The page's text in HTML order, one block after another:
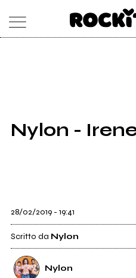
SHOP
RADIO
Nylon -
28/02/2019 - 19:41
Scritto da Nylon
Nylon